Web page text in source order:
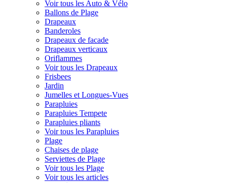
Voir tous les Auto & Vélo
Ballons de Plage
Drapeaux
Banderoles
Drapeaux de facade
Drapeaux verticaux
Oriflammes
Voir tous les Drapeaux
Frisbees
Jardin
Jumelles et Longues-Vues
Parapluies
Parapluies Tempete
Parapluies pliants
Voir tous les Parapluies
Plage
Chaises de plage
Serviettes de Plage
Voir tous les Plage
Voir tous les articles